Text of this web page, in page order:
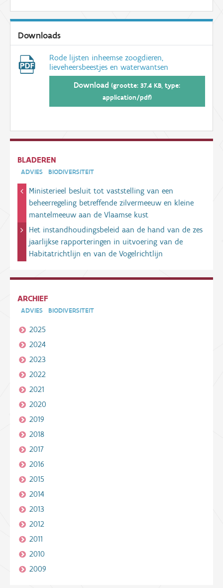
Downloads
Rode lijsten inheemse zoogdieren,
lieveheersbeestjes en waterwantsen
Download(grootte: 37.4 KB, type:
application/pdf)
BLADEREN
ADVIES BIODIVERSITEIT
Ministerieel besluit tot vaststelling van een
beheerregeling betreffende zilvermeeuw en kleine
mantelmeeuw aan de Vlaamse kust
Het instandhoudingsbeleid aan de hand van de zes
jaarlijkse rapporteringen in uitvoering van de
Habitatrichtlijn en van de Vogelrichtlijn
ARCHIEF
ADVIES BIODIVERSITEIT
2025
2024
2023
2022
2021
2020
2019
2018
2017
2016
2015
2014
2013
2012
2011
2010
2009